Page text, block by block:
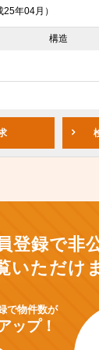
年04月）
構造
登録で非
いただけ
で物件数が
ップ！